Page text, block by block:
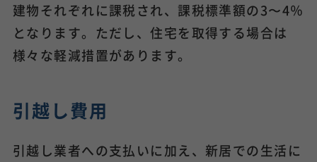
建物それぞれに課税され、課税標準額の3〜4％
となります。ただし、住宅を取得する場合は
様々な軽減措置があります。
引越し費用
引越し業者への支払いに加え、新居での生活に